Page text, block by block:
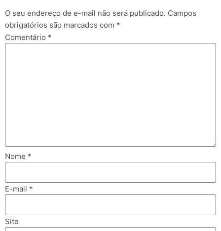
O seu endereço de e-mail não será publicado. Campos
obrigatórios são marcados com *
Comentário *
Nome *
E-mail *
Site